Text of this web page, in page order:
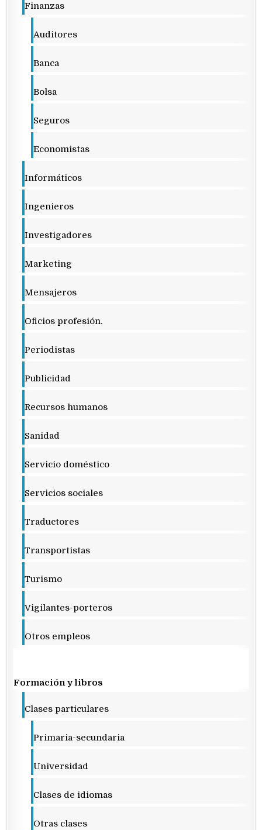
Finanzas
Auditores
Banca
Bolsa
Seguros
Economistas
Informáticos
Ingenieros
Investigadores
Marketing
Mensajeros
Oficios profesión.
Periodistas
Publicidad
Recursos humanos
Sanidad
Servicio doméstico
Servicios sociales
Traductores
Transportistas
Turismo
Vigilantes-porteros
Otros empleos
Formación y libros
Clases particulares
Primaria-secundaria
Universidad
Clases de idiomas
Otras clases